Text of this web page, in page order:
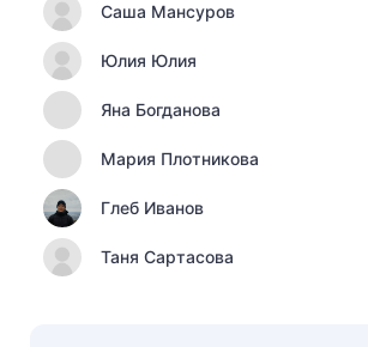
Саша Мансуров
Юлия Юлия
Яна Богданова
Мария Плотникова
Глеб Иванов
Таня Сартасова